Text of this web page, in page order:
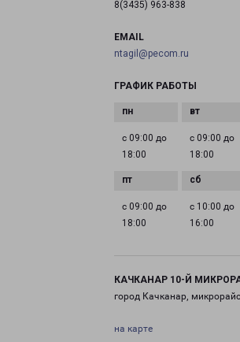
8(3435) 963-838
EMAIL
ntagil@pecom.ru
ГРАФИК РАБОТЫ
с 09:00 до
18:00
с 09:00 до
18:00
с 09:00 до
18:00
с 10:00 до
16:00
КАЧКАНАР 10-Й
город Качканар,
на карте